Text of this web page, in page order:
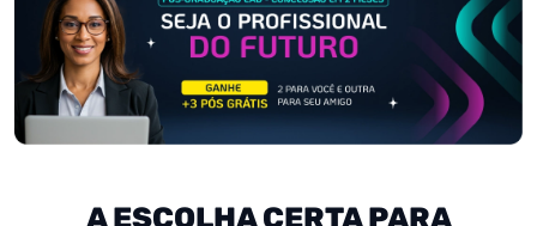
A ESCOLHA CERTA PARA